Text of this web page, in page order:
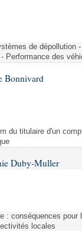
de dépollution
Performance des
Bonnivard
du titulaire d'un
Duby-Muller
: conséquences
locales